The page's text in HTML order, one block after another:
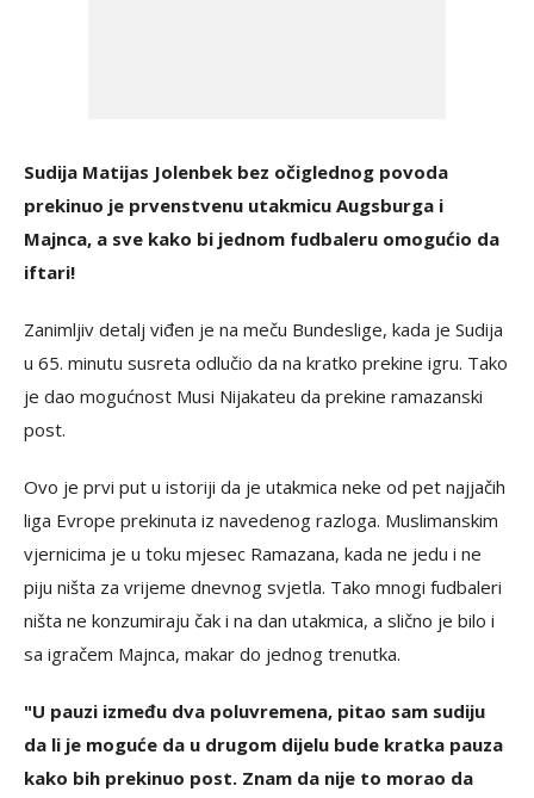
Sudija Matijas Jolenbek bez očiglednog povoda
prekinuo je prvenstvenu utakmicu Augsburga i
Majnca, a sve kako bi jednom fudbaleru omogućio da
iftari!
Zanimljiv detalj viđen je na meču Bundeslige, kada je Sudija
u 65. minutu susreta odlučio da na kratko prekine igru. Tako
je dao mogućnost Musi Nijakateu da prekine ramazanski
post.
Ovo je prvi put u istoriji da je utakmica neke od pet najjačih
liga Evrope prekinuta iz navedenog razloga. Muslimanskim
vjernicima je u toku mjesec Ramazana, kada ne jedu i ne
piju ništa za vrijeme dnevnog svjetla. Tako mnogi fudbaleri
ništa ne konzumiraju čak i na dan utakmica, a slično je bilo i
sa igračem Majnca, makar do jednog trenutka.
"U pauzi između dva poluvremena, pitao sam sudiju
da li je moguće da u drugom dijelu bude kratka pauza
kako bih prekinuo post. Znam da nije to morao da